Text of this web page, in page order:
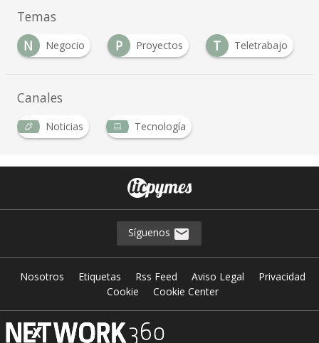
Temas
N
Negocio P Proyectos T Teletrabajo
Canales
Noticias Tecnología
Síguenos
Nosotros Etiquetas Rss Feed Aviso Legal
Privacidad
Cookie
Cookie Center